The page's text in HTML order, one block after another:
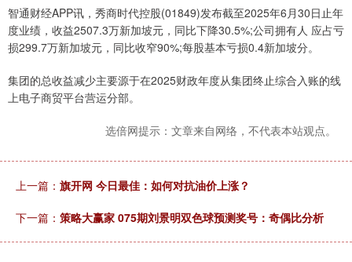
智通财经APP讯，秀商时代控股(01849)发布截至2025年6月30日止年
度业绩，收益2507.3万新加坡元，同比下降30.5%;公司拥有人 应占亏
损299.7万新加坡元，同比收窄90%;每股基本亏损0.4新加坡分。
集团的总收益减少主要源于在2025财政年度从集团终止综合入账的线
上电子商贸平台营运分部。
选倍网提示：文章来自网络，不代表本站观点。
上一篇： 旗开网 今日最佳：如何对抗油价上涨？
下一篇： 策略大赢家 075期刘景明双色球预测奖号：奇偶比分析